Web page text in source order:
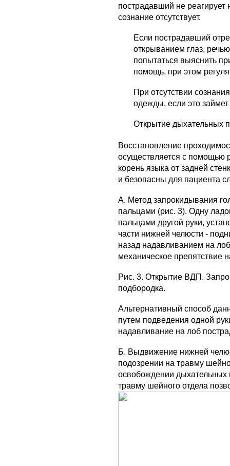
пострадавший не
сознание отсутствует.
Если пострадавший
открыванием глаз,
попытаться выяснить
помощь, при этом
При отсутствии
одежды, если это
Открытие дыхательных
Восстановление
осуществляется с помощью
корень языка от задней
и безопасны для пациента
А. Метод запрокидывания
пальцами (рис. 3). Одну
пальцами другой руки,
части нижней челюсти -
назад надавливанием на
механическое препятствие
Рис. 3. Открытие ВДП.
подбородка.
Альтернативный способ
путем подведения од­ной
надавливание на лоб
Б. Выдвижение нижней
подозрении на травму
освобождении дыхательных
травму шейного отдела